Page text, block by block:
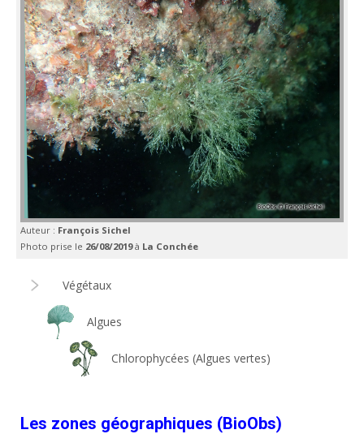
Auteur : François Sichel
Photo prise le 26/08/2019à La Conchée
Végétaux
Algues
Chlorophycées (Algues vertes)
Les zones géographiques (BioObs)